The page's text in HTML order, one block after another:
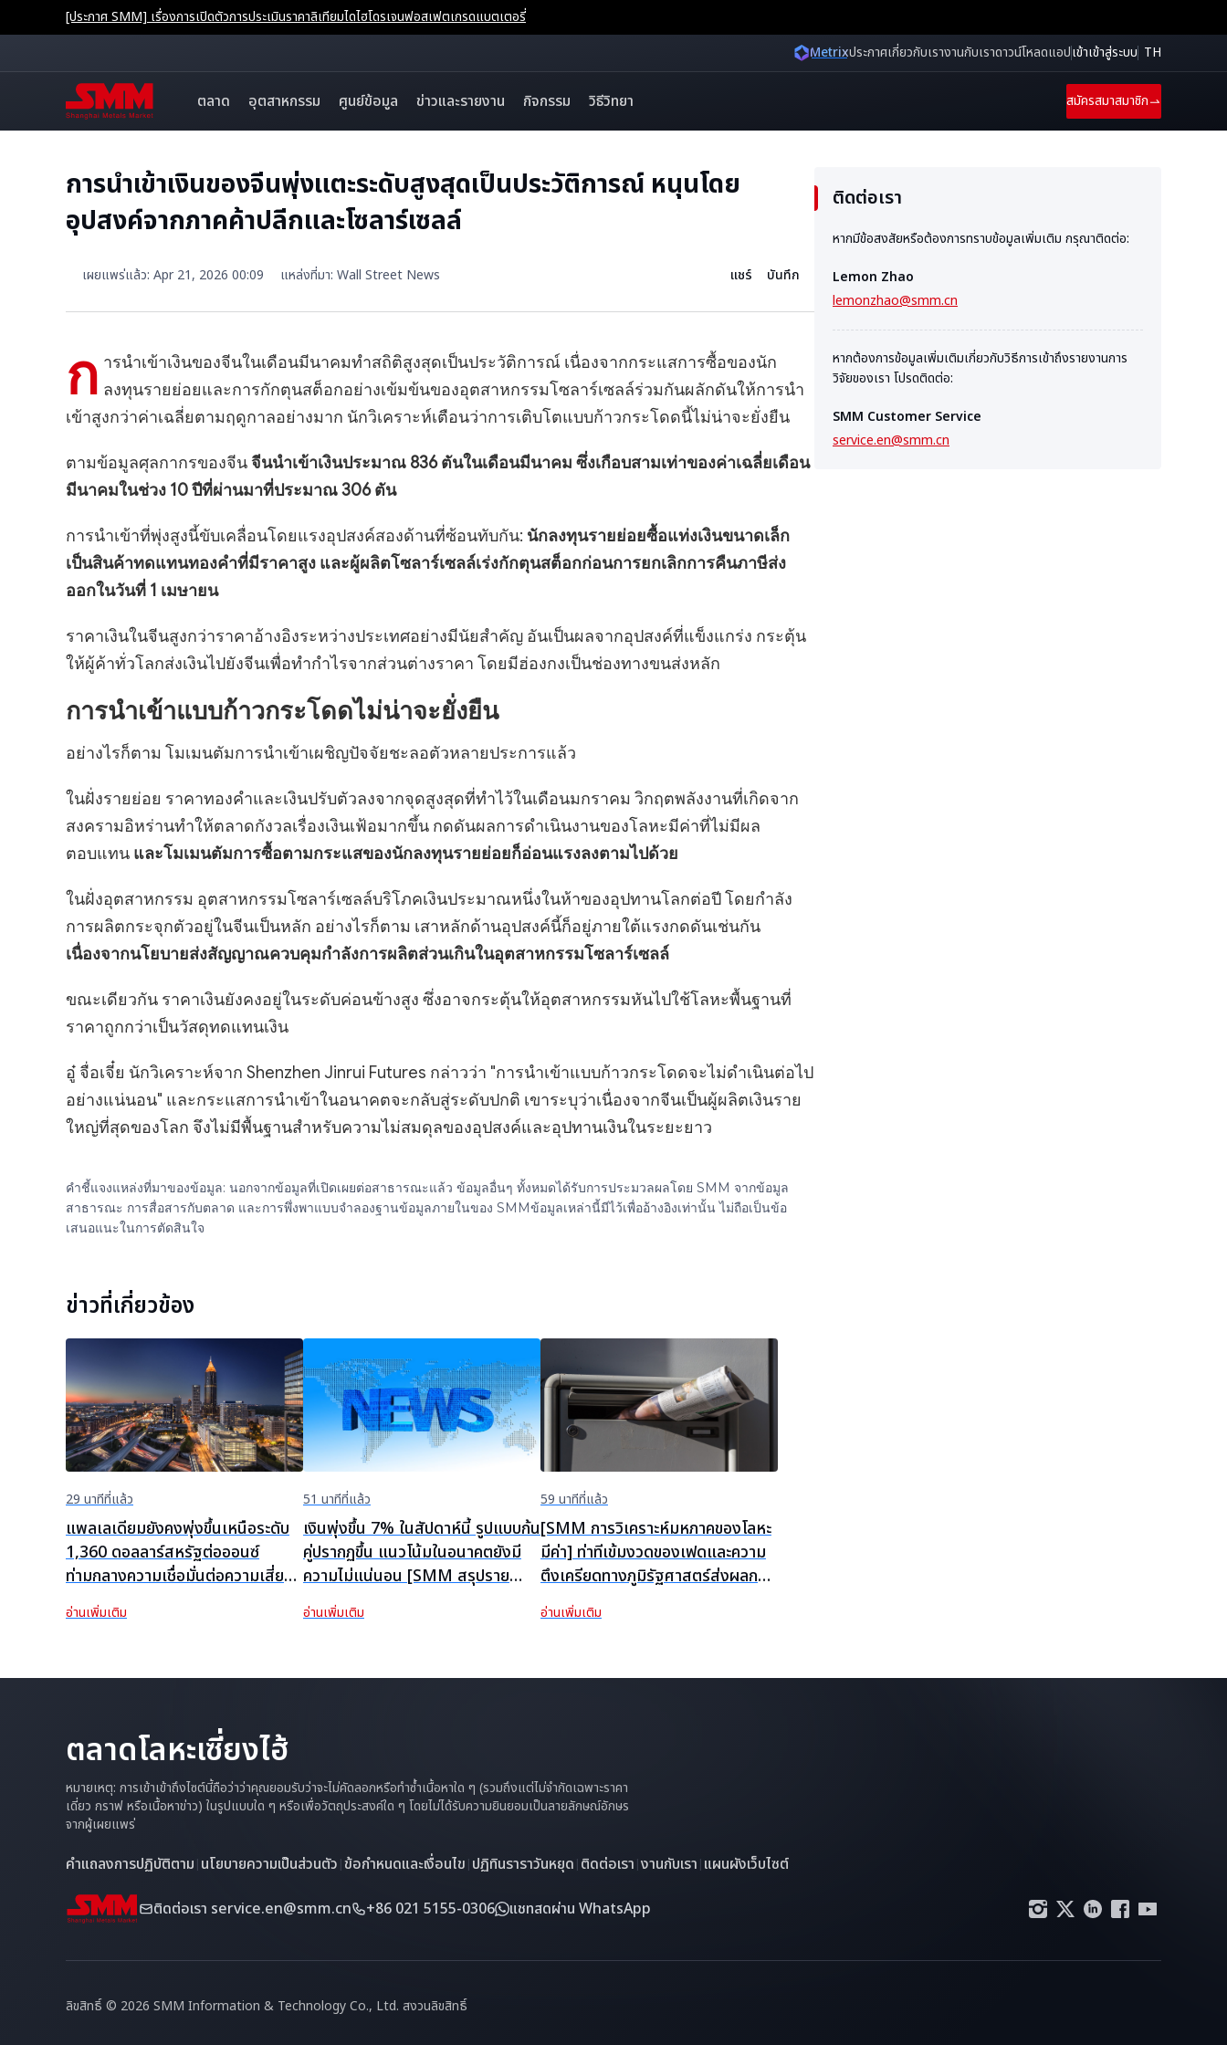
[ประกาศ SMM] เรื่องการเปิดตัวการประเมินราคาลิเทียมไดไฮโดรเจนฟอสเฟตเกรดแบตเตอรี่
Metrixประกาศเกี่ยวกับเรางานกับเราดาวน์โหลดแอปเข้าเข้าสู่ระบบ TH
ตลาด อุตสาหกรรม ศูนย์ข้อมูล ข่าวและรายงาน กิจกรรม วิธีวิทยา สมัครสมาสมาชิก
การนำเข้าเงินของจีนพุ่งแตะระดับสูงสุดเป็นประวัติการณ์ หนุนโดย
อุปสงค์จากภาคค้าปลีกและโซลาร์เซลล์
เผยแพร่แล้ว: Apr 21, 2026 00:09 แหล่งที่มา: Wall Street News แชร์ บันทึก
ก ารนำเข้าเงินของจีนในเดือนมีนาคมทำสถิติสูงสุดเป็นประวัติการณ์ เนื่องจากกระแสการซื้อของนัก
ลงทุนรายย่อยและการกักตุนสต็อกอย่างเข้มข้นของอุตสาหกรรมโซลาร์เซลล์ร่วมกันผลักดันให้การนำ
เข้าสูงกว่าค่าเฉลี่ยตามฤดูกาลอย่างมาก นักวิเคราะห์เตือนว่าการเติบโตแบบก้าวกระโดดนี้ไม่น่าจะยั่งยืน
ตามข้อมูลศุลกากรของจีนจีนนำเข้าเงินประมาณ 836 ตันในเดือนมีนาคม ซึ่งเกือบสามเท่าของค่าเฉลี่ยเดือน
มีนาคมในช่วง 10 ปีที่ผ่านมาที่ประมาณ 306 ตัน
การนำเข้าที่พุ่งสูงนี้ขับเคลื่อนโดยแรงอุปสงค์สองด้านที่ซ้อนทับกัน: นักลงทุนรายย่อยซื้อแท่งเงินขนาดเล็ก
เป็นสินค้าทดแทนทองคำที่มีราคาสูง และผู้ผลิตโซลาร์เซลล์เร่งกักตุนสต็อกก่อนการยกเลิกการคืนภาษีส่ง
ออกในวันที่ 1 เมษายน
ราคาเงินในจีนสูงกว่าราคาอ้างอิงระหว่างประเทศอย่างมีนัยสำคัญ อันเป็นผลจากอุปสงค์ที่แข็งแกร่ง กระตุ้น
ให้ผู้ค้าทั่วโลกส่งเงินไปยังจีนเพื่อทำกำไรจากส่วนต่างราคา โดยมีฮ่องกงเป็นช่องทางขนส่งหลัก
การนำเข้าแบบก้าวกระโดดไม่น่าจะยั่งยืน
อย่างไรก็ตาม โมเมนตัมการนำเข้าเผชิญปัจจัยชะลอตัวหลายประการแล้ว
ในฝั่งรายย่อย ราคาทองคำและเงินปรับตัวลงจากจุดสูงสุดที่ทำไว้ในเดือนมกราคม วิกฤตพลังงานที่เกิดจาก
สงครามอิหร่านทำให้ตลาดกังวลเรื่องเงินเฟ้อมากขึ้น กดดันผลการดำเนินงานของโลหะมีค่าที่ไม่มีผล
ตอบแทน และโมเมนตัมการซื้อตามกระแสของนักลงทุนรายย่อยก็อ่อนแรงลงตามไปด้วย
ในฝั่งอุตสาหกรรม อุตสาหกรรมโซลาร์เซลล์บริโภคเงินประมาณหนึ่งในห้าของอุปทานโลกต่อปี โดยกำลัง
การผลิตกระจุกตัวอยู่ในจีนเป็นหลัก อย่างไรก็ตาม เสาหลักด้านอุปสงค์นี้ก็อยู่ภายใต้แรงกดดันเช่นกัน
เนื่องจากนโยบายส่งสัญญาณควบคุมกำลังการผลิตส่วนเกินในอุตสาหกรรมโซลาร์เซลล์
ขณะเดียวกัน ราคาเงินยังคงอยู่ในระดับค่อนข้างสูง ซึ่งอาจกระตุ้นให้อุตสาหกรรมหันไปใช้โลหะพื้นฐานที่
ราคาถูกกว่าเป็นวัสดุทดแทนเงิน
อู๋ จื่อเจี๋ย นักวิเคราะห์จาก Shenzhen Jinrui Futures กล่าวว่า "การนำเข้าแบบก้าวกระโดดจะไม่ดำเนินต่อไป
อย่างแน่นอน" และกระแสการนำเข้าในอนาคตจะกลับสู่ระดับปกติ เขาระบุว่าเนื่องจากจีนเป็นผู้ผลิตเงินราย
ใหญ่ที่สุดของโลก จึงไม่มีพื้นฐานสำหรับความไม่สมดุลของอุปสงค์และอุปทานเงินในระยะยาว
คำชี้แจงแหล่งที่มาของข้อมูล: นอกจากข้อมูลที่เปิดเผยต่อสาธารณะแล้ว ข้อมูลอื่นๆ ทั้งหมดได้รับการประมวลผลโดย SMM จากข้อมูล
สาธารณะ การสื่อสารกับตลาด และการพึ่งพาแบบจำลองฐานข้อมูลภายในของ SMMข้อมูลเหล่านี้มีไว้เพื่ออ้างอิงเท่านั้น ไม่ถือเป็นข้อ
เสนอแนะในการตัดสินใจ
ข่าวที่เกี่ยวข้อง
29 นาทีที่แล้ว
แพลเลเดียมยังคงพุ่งขึ้นเหนือระดับ
1,360 ดอลลาร์สหรัฐต่อออนซ์
ท่ามกลางความเชื่อมั่นต่อความเสี่ยงที่
ปรับตัวดีขึ้น
อ่านเพิ่มเติม
51 นาทีที่แล้ว
เงินพุ่งขึ้น 7% ในสัปดาห์นี้ รูปแบบก้น
คู่ปรากฏขึ้น แนวโน้มในอนาคตยังมี
ความไม่แน่นอน [SMM สรุปราย
สัปดาห์เงิน]
อ่านเพิ่มเติม
59 นาทีที่แล้ว
[SMM การวิเคราะห์มหภาคของโลหะ
มีค่า] ท่าทีเข้มงวดของเฟดและความ
ตึงเครียดทางภูมิรัฐศาสตร์ส่งผลกระ
ทบต่อตลาดโลหะมีค่า
อ่านเพิ่มเติม
ติดต่อเรา
หากมีข้อสงสัยหรือต้องการทราบข้อมูลเพิ่มเติม กรุณาติดต่อ:
Lemon Zhao
lemonzhao@smm.cn
หากต้องการข้อมูลเพิ่มเติมเกี่ยวกับวิธีการเข้าถึงรายงานการ
วิจัยของเรา โปรดติดต่อ:
SMM Customer Service
service.en@smm.cn
ตลาดโลหะเซี่ยงไฮ้
หมายเหตุ: การเข้าเข้าถึงไซต์นี้ถือว่าว่าคุณยอมรับว่าจะไม่คัดลอกหรือทำซ้ำเนื้อหาใด ๆ (รวมถึงแต่ไม่จำกัดเฉพาะราคา
เดี่ยว กราฟ หรือเนื้อหาข่าว) ในรูปแบบใด ๆ หรือเพื่อวัตถุประสงค์ใด ๆ โดยไม่ได้รับความยินยอมเป็นลายลักษณ์อักษร
จากผู้เผยแพร่
คำแถลงการปฏิบัติตาม | นโยบายความเป็นส่วนตัว |ข้อกำหนดและเงื่อนไข | ปฏิทินราราวันหยุด | ติดต่อเรา |งานกับเรา | แผนผังเว็บไซต์
ติดต่อเรา service.en@smm.cn +86 021 5155-0306 แชทสดผ่าน WhatsApp
ลิขสิทธิ์ © 2026 SMM Information & Technology Co., Ltd. สงวนลิขสิทธิ์